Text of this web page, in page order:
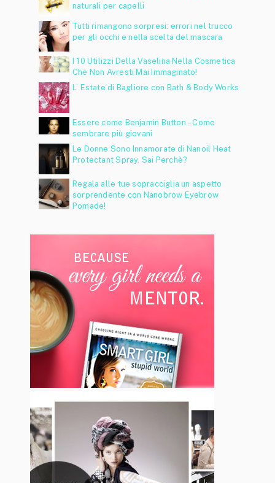
naturali per capelli
Tutti rimangono sorpresi: errori nel trucco
per gli occhi e nella scelta del mascara
I 10 Utilizzi Della Vaselina Nella Cosmetica
Che Non Avresti Mai Immaginato!
L’ Estate di Bagliore con Bath & Body Works
Essere come Benjamin Button – Come
sembrare più giovani
Le Donne Sono Innamorate di Nanoil Heat
Protectant Spray. Sai Perchè?
Regala alle tue sopracciglia un aspetto
sorprendente con Nanobrow Eyebrow
Pomade!